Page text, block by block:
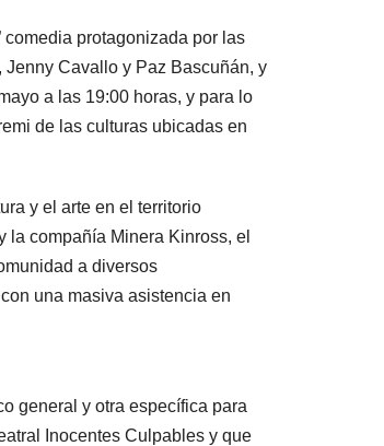
comedia protagonizada por las
Jenny Cavallo y Paz Bascuñán, y
a las 19:00 horas, y para lo
de las culturas ubicadas en
y el arte en el territorio
compañía Minera Kinross, el
a diversos
una masiva asistencia en
general y otra específica para
Inocentes Culpables y que